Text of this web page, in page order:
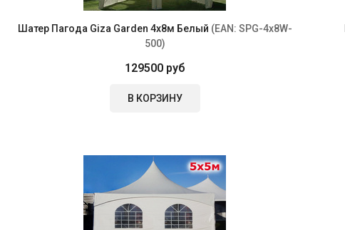
Шатер Пагода Giza Garden 4х8м Белый (EAN: SPG-4x8W-
500)
129500 руб
В КОРЗИНУ